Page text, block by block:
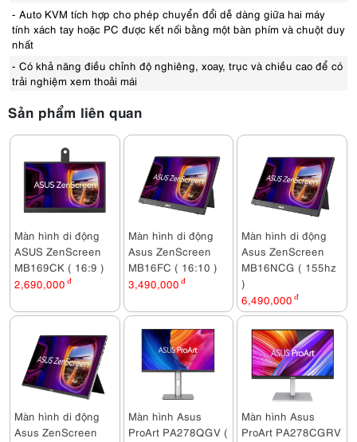
- Auto KVM tích hợp cho phép chuyển đổi dễ dàng giữa hai máy
tính xách tay hoặc PC được kết nối bằng một bàn phím và chuột duy
nhất
- Có khả năng điều chỉnh độ nghiêng, xoay, trục và chiều cao để có
trải nghiệm xem thoải mái
Sản phẩm liên quan
Màn hình di động
ASUS ZenScreen
MB169CK ( 16:9 )
2,690,000 đ
Màn hình di động
Asus ZenScreen
MB16FC ( 16:10 )
3,490,000 đ
Màn hình di động
Asus ZenScreen
MB16NCG ( 155hz
)
6,490,000 đ
Màn hình di động
Asus ZenScreen
Màn hình Asus
ProArt PA278QGV (
Màn hình Asus
ProArt PA278CGRV